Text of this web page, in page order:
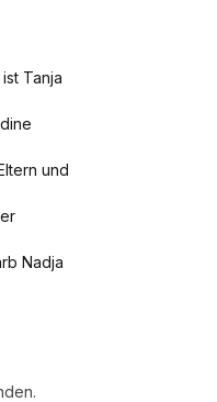
Tanja
und
Nadja